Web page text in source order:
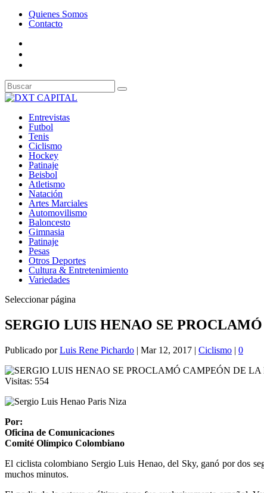
Quienes Somos
Contacto
Entrevistas
Futbol
Tenis
Ciclismo
Hockey
Patinaje
Beisbol
Atletismo
Natación
Artes Marciales
Automovilismo
Baloncesto
Gimnasia
Patinaje
Pesas
Otros Deportes
Cultura & Entretenimiento
Variedades
Seleccionar página
SERGIO LUIS HENAO SE
Publicado porLuis Rene Pichardo | Mar 12, 2017 | Ciclismo | 0
Visitas: 554
Por:
Oficina de Comunicaciones
Comité Olímpico Colombiano
El ciclista colombiano Sergio Luis Henao, del Sky, ganó por dos
muchos minutos.